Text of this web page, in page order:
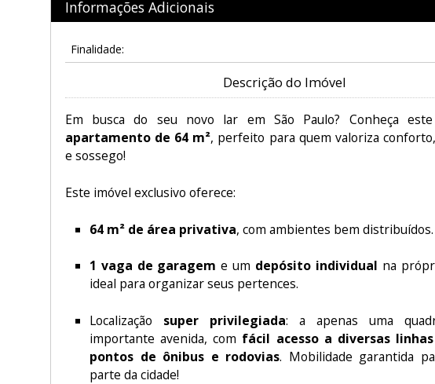
Informações Adicionais
Finalidade:
Descrição do Imóvel
Em busca do seu novo lar em São Paulo? Conheça este
apartamento de 64 m², perfeito para quem valoriza
e sossego!
Este imóvel exclusivo oferece:
64 m² de área privativa, com ambientes bem distribuídos.
1 vaga de garagem e um depósito individual na
ideal para organizar seus pertences.
Localização super privilegiada: a apenas uma
importante avenida, com fácil acesso a diversas
pontos de ônibus e rodovias. Mobilidade garantida
parte da cidade!